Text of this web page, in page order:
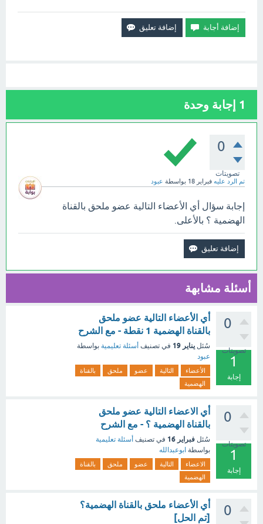
1 إجابة وحدة
0
تصويتات
تم الرد عليه فبراير 18 بواسطة عبود
إجابة سؤال أي الأعضاء التالية عضو ملحق بالقناة
الهضمية ؟ بالأعلى.
أسئلة مشابهة
0
تصويتات
1
إجابة
أي الأعضاء التالية عضو ملحق
بالقناة الهضمية 1 نقطة - مع الشرح
سُئل يناير 19 في تصنيف أسئلة تعليمية بواسطة
عبود
الأعضاء التالية عضو ملحق
بالقناة
الهضمية
0
تصويتات
1
إجابة
أي الاعضاء التالية عضو ملحق
بالقناة الهضمية ؟ - مع الشرح
سُئل فبراير 16 في تصنيف أسئلة تعليمية
بواسطة ابوعبدالله
الاعضاء التالية عضو ملحق
بالقناة
الهضمية
0
أي الأعضاء ملحق بالقناة الهضمية؟
[تم الحل]